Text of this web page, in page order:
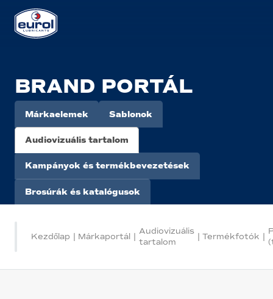
BRAND PORTÁL
Márkaelemek Sablonok
Audiovizuális tartalom
Kampányok és termékbevezetések
Brosúrák és katalógusok
Kezdőlap | Márkaportál |
Audiovizuális
tartalom
| Termékfotók |